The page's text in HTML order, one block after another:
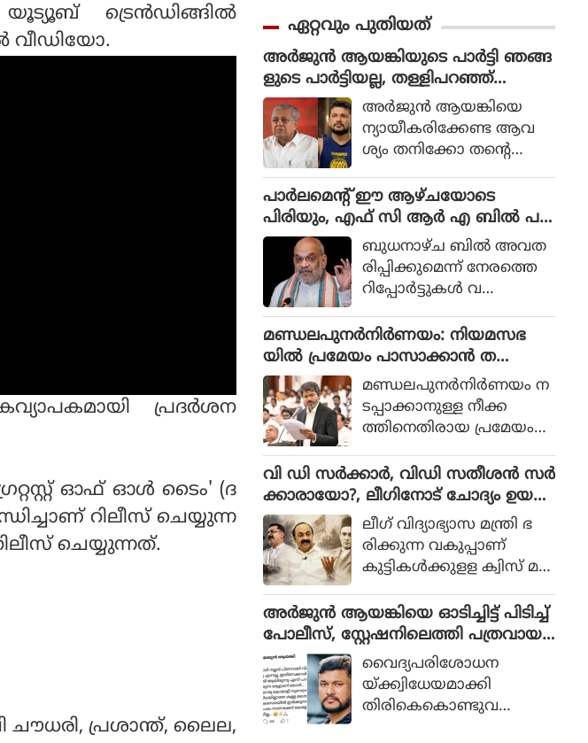
ട്രെന്‍ഡിങ്ങില്‍
വീഡിയോ.
പ്രദര്‍ശന
ഓഫ് ഓള്‍ ടൈം' (ദ
റിലീസ് ചെയ്യുന്ന
ചെയ്യുന്നത്.
ചൗധരി, പ്രശാന്ത്, ലൈല,
യായ തലത്തില്‍ ആ
വിഷ്‌കരിച്ചുകൊണ്ടാണ്
ഭാരതിരാജ വിപ്ലവം
തീര്‍ത്തത്.
ഏറ്റവും പുതിയത്
അർജുൻ ആയങ്കിയുടെ പാർട്ടി ഞങ്ങ
ളുടെ പാർട്ടിയല്ല, തള്ളിപറഞ്ഞ്
സിപിഎം നേതൃത്വംഅര്‍ജുന്‍ ആയങ്കിയെ
ന്യായീകരിക്കേണ്ട ആവ
ശ്യം തനിക്കോ തന്റെ
യാള്‍ക്കെതിരെ നിയമപര
മായ നടപടികള്‍ സ്വീക
രിക്കുന്നതില്‍ തടസ്സങ്ങ
ളില്ലെന്നും പ്രതിപക്ഷ
നേതാവായ പിണറായി
വിജയനാണ് വ്യക്ത
മാക്കിയത്.
പാര്‍ലമെന്റ് ഈ ആഴ്ചയോടെ
പിരിയും, എഫ് സി ആര്‍ എ ബില്‍ പ
ട്ടികയിലില്ല, അമിത് ഷാ മറുപ
ടിയില്ലാതെ മടങ്ങുമോ?
ബുധനാഴ്ച ബില്‍ അവത
രിപ്പിക്കുമെന്ന് നേരത്തെ
റിപ്പോര്‍ട്ടുകള്‍ വ
ദേശകസമിതിയിലെ ധാര
ണപ്രകാരം സര്‍ക്കാര്‍ ത
യ്യാറാക്കിയ പട്ടികയില്‍ 4
ബില്ലുകളാണുള്ളത്.
മണ്ഡലപുനർനിർണയം: നിയമസഭ
യിൽ പ്രമേയം പാസാക്കാൻ ത
മിഴ്‌നാട്, മുഖ്യമന്ത്രി വിളിച്ച യോഗം
ഡിഎംകെ ബഹിഷ്കരിച്ചു
മണ്ഡലപുനര്‍നിര്‍ണയം ന
ടപ്പാക്കാനുള്ള നീക്ക
ത്തിനെതിരായ പ്രമേയം
പാസാക്കാനൊരുങ്ങി ത
മിഴ്നാട്. മുഖ്യമന്ത്രി സി
ജോസഫ് വിജയുടെ
നേതൃത്വത്തില്‍ സംസ്ഥാന
ത്തെ എം പിമാരുമായി നട
ന്ന കൂടിക്കാഴ്ചയ്ക്ക്
പിന്നാലെയാണ്
തീരുമാനം.
വി ഡി സർക്കാർ, വിഡി സതീശൻ സർ
ക്കാരായോ?, ലീഗിനോട് ചോദ്യം ഉയർ
ത്തി കെ ടി ജലീൽലീഗ് വിദ്യാഭ്യാസ മന്ത്രി ഭ
രിക്കുന്ന വകുപ്പാണ്
കുട്ടികള്‍ക്കുളള ക്വിസ് മ
സമരത്തില്‍ ഏറ്റവും
കൂടുതല്‍ ജയിലില്‍ കിടന്ന
സ്വാതന്ത്ര്യസമര സേനാനി
'സവര്‍ക്കര്‍' ആണെന്ന ത
രത്തില്‍ ഉത്തരം കിട്ടുന്ന
ചോദ്യം ചോദിപ്പിച്ച് സവ
അർജുൻ ആയങ്കിയെ ഓടിച്ചിട്ട് പിടിച്ച്
പോലീസ്, സ്റ്റേഷനിലെത്തി പത്രവായ
ന, കടലിൽ കാണാതായവരെ
കിട്ടിയോ എന്ന് പരിഹാസം
വൈദ്യപരിശോധന
യ്ക്ക്വിധേയമാക്കി
തിരികെകൊണ്ടുവ